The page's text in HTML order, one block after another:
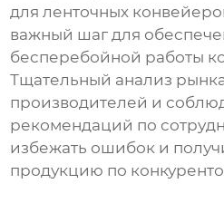
для ленточных
важный шаг для
бесперебойной работы
Тщательный анализ
производителей и
рекомендаций по
избежать ошибок и
продукцию по